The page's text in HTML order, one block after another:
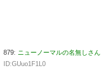
879: ニューノーマルの名無しさん
ID:GUuo1F1L0